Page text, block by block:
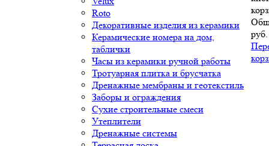
Roto
Декоративные изделия из керамики
Керамические номера на дом,
таблички
Часы из керамики ручной работы
Тротуарная плитка и брусчатка
Дренажные мембраны и геотекстиль
Заборы и ограждения
Сухие строительные смеси
Утеплители
Дренажные системы
руб.